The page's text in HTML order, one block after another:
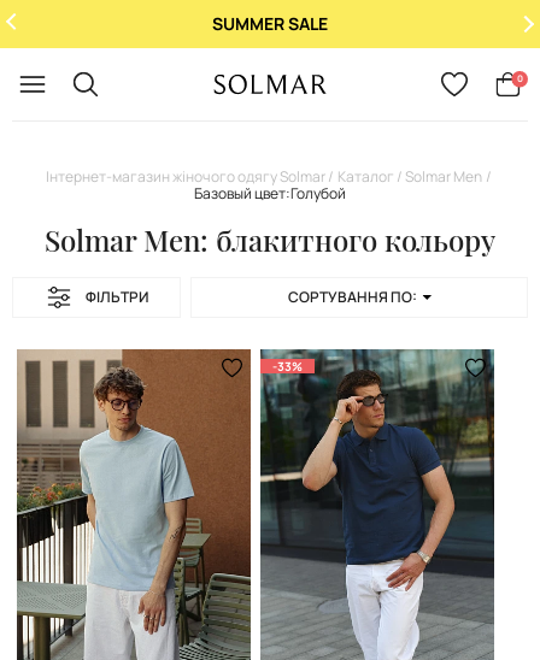
SUMMER SALE
0
Інтернет-магазин жіночого одягу Solmar Каталог
Solmar Men
Базовый цвет:Голубой
Solmar Men: блакитного кольору
ФІЛЬТРИ СОРТУВАННЯ ПО:
-33%